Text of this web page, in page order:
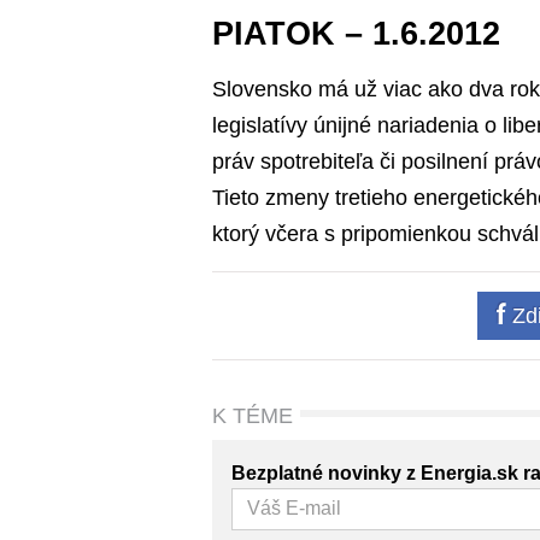
PIATOK – 1.6.2012
Slovensko má už viac ako dva
legislatívy únijné nariadenia o
práv spotrebiteľa či posilnení
Tieto zmeny tretieho
ktorý včera s pripomienkou
K TÉME
Bezplatné novinky z Energia.sk